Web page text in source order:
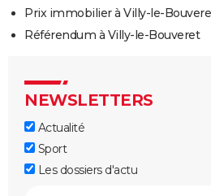
Prix immobilier à Villy-le-
Référendum à Villy-le-Bouveret
NEWSLETTERS
Actualité
Sport
Les dossiers d'actu